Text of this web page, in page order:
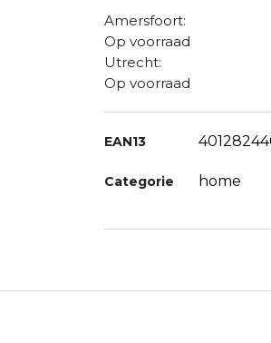
Amersfoort:
Op voorraad
Utrecht:
Op voorraad
EAN13
Categorie home